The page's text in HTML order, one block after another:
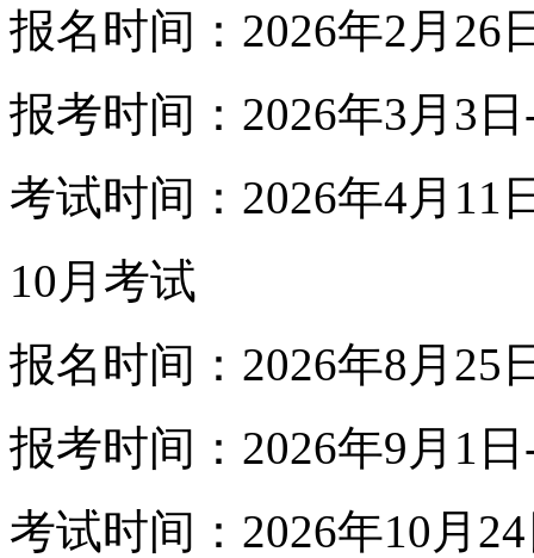
报名时间：2026年2月26
报考时间：2026年3月3
考试时间：2026年4月11
10月考试
报名时间：2026年8月25
报考时间：2026年9月1
考试时间：2026年10月